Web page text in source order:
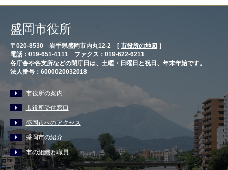
盛岡市役所
〒020-8530 岩手県盛岡市内丸12-2 [ 市役所の地図 ］
電話：019-651-4111 ファクス：019-622-6211
各庁舎や各支所などの閉庁日は、土曜・日曜日と祝日、年末年始です。
法人番号：6000020032018
市役所の案内
市役所受付窓口
盛岡市へのアクセス
盛岡市の紹介
市の組織と職員